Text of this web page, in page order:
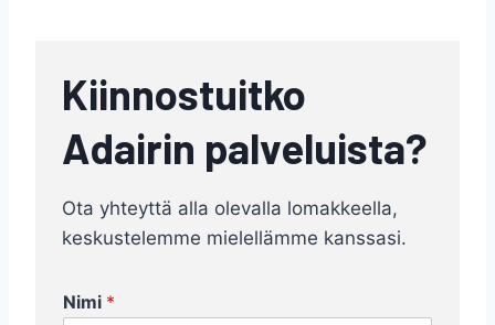
Kiinnostuitko
Adairin palveluista?
Ota yhteyttä alla olevalla lomakkeella,
keskustelemme mielellämme kanssasi.
o
lNimi *